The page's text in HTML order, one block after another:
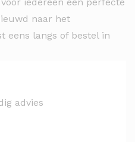
naar het
eens langs of bestel in
advies